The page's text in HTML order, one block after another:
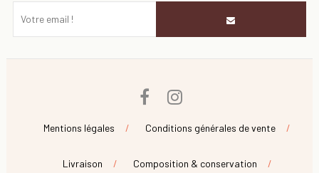
Facebook
Mentions légales Conditions générales de vente
Livraison Composition & conservation